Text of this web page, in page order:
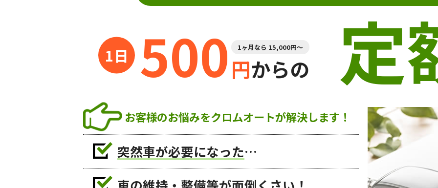
500 1ヶ月なら 15,000円～
円からの 定
お客様のお悩みをクロムオートが解決します！
突然車が必要になった…